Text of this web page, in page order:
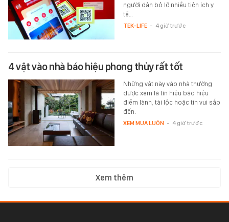
người dân bỏ lỡ nhiều tiện ích y
tế…
TEK-LIFE - 4 giờ trước
4 vật vào nhà báo hiệu phong thủy rất tốt
Những vật này vào nhà thường
được xem là tín hiệu báo hiệu
điềm lành, tài lộc hoặc tin vui sắp
đến.
XEM MUA LUÔN - 4 giờ trước
Xem thêm